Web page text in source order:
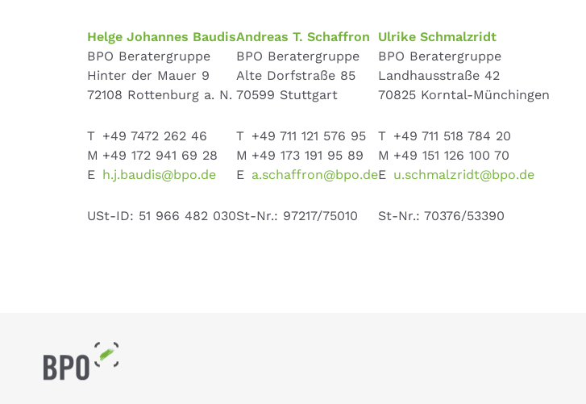
Helge Johannes Baudis
BPO Beratergruppe
Hinter der Mauer 9
72108 Rottenburg a. N.
T +49 7472 262 46
M +49 172 941 69 28
E h.j.baudis@bpo.de
USt-ID: 51 966 482 030
Andreas T. Schaffron
BPO Beratergruppe
Alte Dorfstraße 85
70599 Stuttgart
T +49 711 121 576 95
M +49 173 191 95 89
E a.schaffron@bpo.de
St-Nr.: 97217/75010
Ulrike Schmalzridt
BPO Beratergruppe
Landhausstraße 42
70825 Korntal-Münchingen
T +49 711 518 784 20
M +49 151 126 100 70
E u.schmalzridt@bpo.de
St-Nr.: 70376/53390